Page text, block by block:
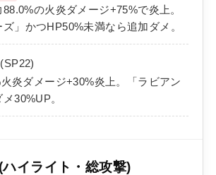
の火炎ダメージ+75%で炎上。
ズ」かつHP50%未満なら追加ダメ。
(SP22)
炎ダメージ+30%炎上。「ラビアン
30%UP。
イライト・総攻撃)